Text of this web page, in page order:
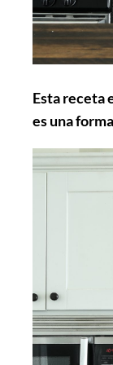
Esta receta
es una